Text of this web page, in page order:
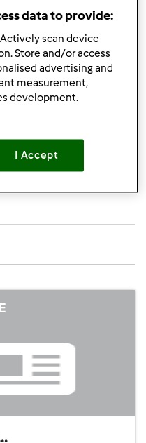
10 p. Solo i
data to provide:
scan device
Store and/or access
advertising and
measurement,
development.
I Accept